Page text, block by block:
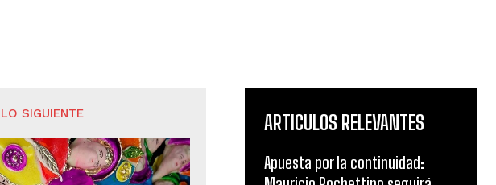
SIGUIENTE ARTICULOS RELEVANTES
Apuesta por la continuidad: